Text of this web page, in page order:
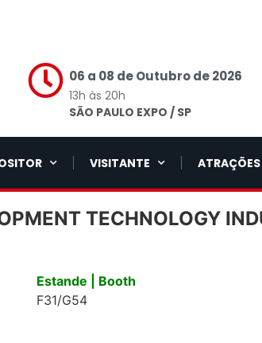
06 a 08 de Outubro de 2026
13h às 20h
SÃO PAULO EXPO / SP
VISITANTE ATRAÇÕES
TECHNOLOGY
Estande | Booth
F31/G54